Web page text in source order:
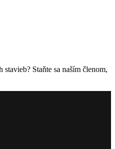
Staňte sa naším členom,